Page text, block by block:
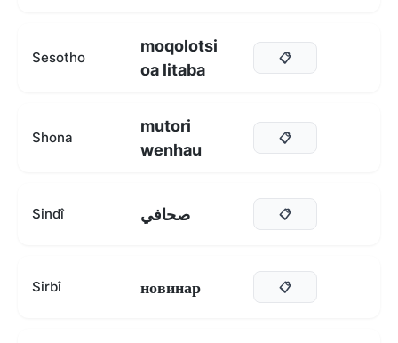
Sesotho
moqolotsi
oa litaba
📋
Shona
mutori
wenhau
📋
Sindî صحافي 📋
Sirbî новинар 📋